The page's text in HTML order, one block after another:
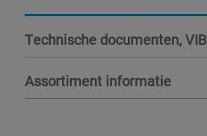
Technische documenten, VIB
Assortiment informatie